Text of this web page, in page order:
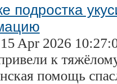
подростка
Apr 2026
к
помощь